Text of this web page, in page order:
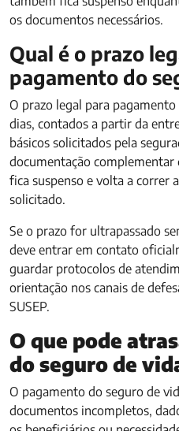
os documentos necessários.
Qual é o prazo
pagamento do
O prazo legal para
dias, contados a partir da
básicos solicitados pela
documentação
fica suspenso e volta a correr
solicitado.
Se o prazo for ultrapassado
deve entrar em contato
guardar protocolos de
orientação nos canais de
SUSEP.
O que pode
do seguro de
O pagamento do seguro de
documentos incompletos,